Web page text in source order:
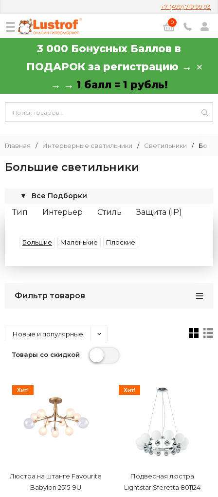
+7 (499) 719 99 93
0
3 000 Бонусных Баллов в
ПОДАРОК за регистрацию →
→ → 1 балл = 1 рубль!
Главная / Интерьерные светильники / Светильники /
Большие светильники
Все Подборки
▼
Тип Интерьер Стиль
Защита (IP)
Потолки
Цоколь
Материал плафона
Большие Маленькие Плоские
Фильтр товаров
Новые и популярные
Товары со скидкой
Хит!
Люстра на штанге Favourite
Babylon 2515-9U
Хит!
Подвесная люстра
Lightstar Sferetta 801124